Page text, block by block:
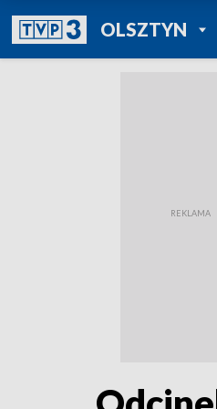
OLSZTYN
POWRÓT
TVP